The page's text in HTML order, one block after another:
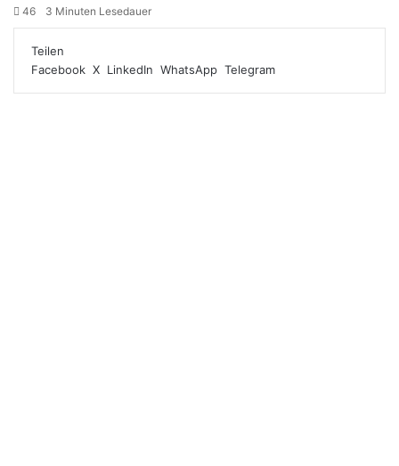
46 3 Minuten Lesedauer
Teilen
Facebook X LinkedIn WhatsApp Telegram